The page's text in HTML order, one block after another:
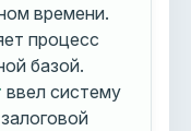
времени.
процесс
базой.
ввел систему